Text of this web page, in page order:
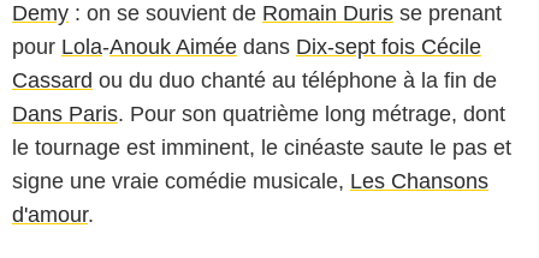
Demy : on se souvient de Romain Duris se prenant
pour Lola-Anouk Aimée dans Dix-sept fois Cécile
Cassard ou du duo chanté au téléphone à la fin de
Dans Paris. Pour son quatrième long métrage, dont
le tournage est imminent, le cinéaste saute le pas et
signe une vraie comédie musicale, Les Chansons
d'amour.